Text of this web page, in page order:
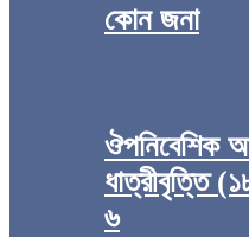
কোন জনা
ঔপনিবেশিক
ধাত্রীবৃত্তি
৬